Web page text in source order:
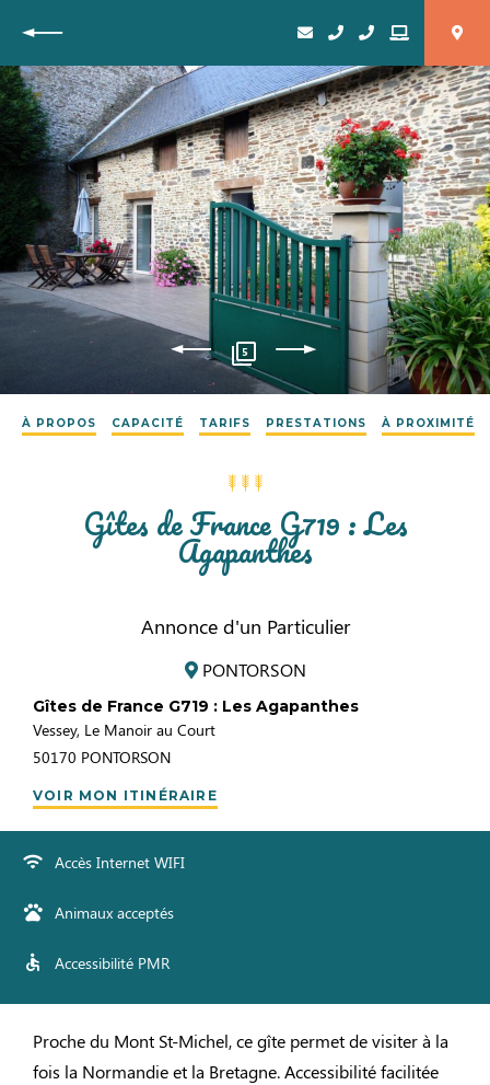
Retour
5
À PROPOS CAPACITÉ TARIFS PRESTATIONS À PROXIMITÉ
Gîtes de France G719 : Les
Agapanthes
Annonce d'un Particulier
PONTORSON
Gîtes de France G719 : Les Agapanthes
Vessey, Le Manoir au Court
50170 PONTORSON
VOIR MON ITINÉRAIRE
Accès Internet WIFI
Animaux acceptés
Accessibilité PMR
Proche du Mont St-Michel, ce gîte permet de visiter à la
fois la Normandie et la Bretagne. Accessibilité facilitée